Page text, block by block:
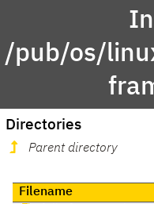
/pub/os/
Directories
Parent directory
Filename